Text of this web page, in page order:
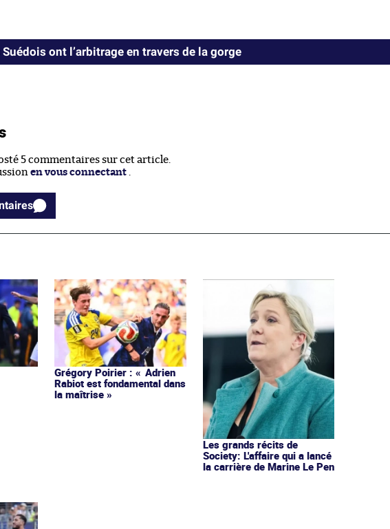
Suédois ont l’arbitrage en travers de la gorge
5 commentaires sur cet article.
en vous connectant .
Grégory Poirier : « Adrien
Rabiot est fondamental dans
la maîtrise »
Les grands récits de
Society: L'affaire qui a lancé
la carrière de Marine Le Pen